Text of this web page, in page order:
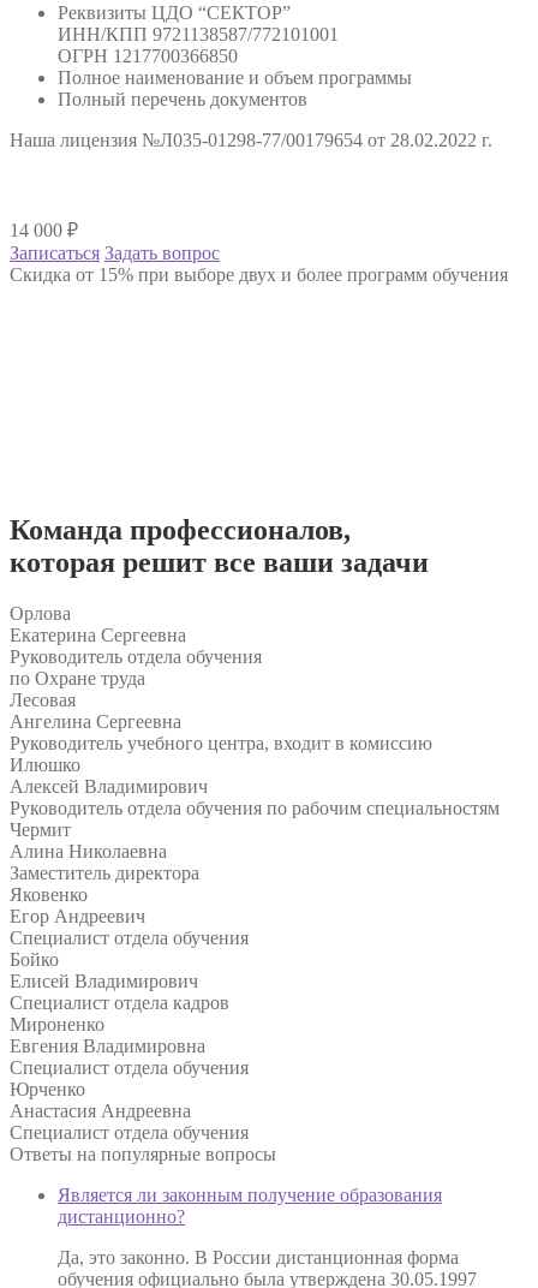
Реквизиты ЦДО “СЕКТОР”
ИНН/КПП 9721138587/772101001
ОГРН 1217700366850
Полное наименование и объем программы
Полный перечень документов
Наша лицензия №Л035-01298-77/00179654 от 28.02.2022 г.
14 000 ₽
Записаться Задать вопрос
Скидка от 15% при выборе двух и более программ обучения
Команда профессионалов,
которая решит все ваши задачи
Орлова
Екатерина Сергеевна
Руководитель отдела обучения
по Охране труда
Лесовая
Ангелина Сергеевна
Руководитель учебного центра, входит в комиссию
Илюшко
Алексей Владимирович
Руководитель отдела обучения по рабочим специальностям
Чермит
Алина Николаевна
Заместитель директора
Яковенко
Егор Андреевич
Специалист отдела обучения
Бойко
Елисей Владимирович
Специалист отдела кадров
Мироненко
Евгения Владимировна
Специалист отдела обучения
Юрченко
Анастасия Андреевна
Специалист отдела обучения
Ответы на популярные вопросы
Является ли законным получение образования
дистанционно?
Да, это законно. В России дистанционная форма
обучения официально была утверждена 30.05.1997